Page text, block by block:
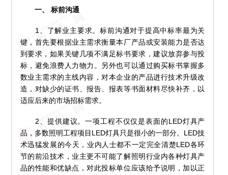
一、 标前沟通
1、了解业主要求。标前沟通对于提高中标率最为关
键，首先要根据业主需求衡量本厂产品或安装能力是否达
到要求，如果关键几项不满足标书要求，建议放弃参与投
标，避免浪费人力物力。另外也可以通过购买标书掌握多
数业主需求的主线内容，对本企业的产品进行技术升级改
造，对缺少的证书、报告、报表等书面材料尽快补齐，以
适应后来的市场招标需求。
2、提供建议。一项工程不仅仅是表面的LED灯具产
品，多数照明工程项目LED灯具只是很小的一部分。LED技
术迅猛发展的今天，业内人士都不一定完全清楚LED各环
节的前沿技术，业主更不可能了解照明行业内各种灯具产
品的性能和优缺点，对此投标单位应该给予说明，加以正